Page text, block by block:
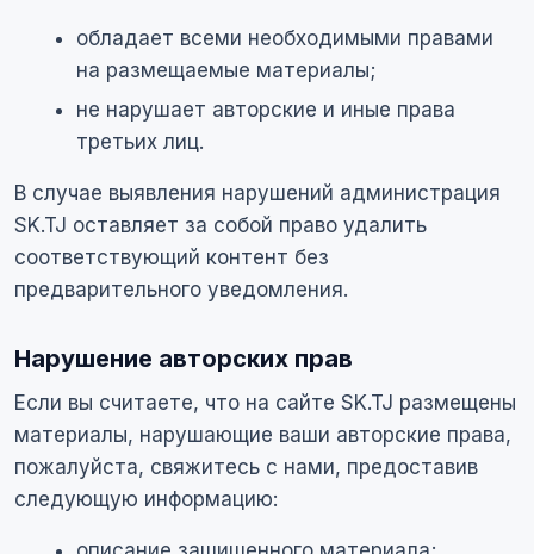
обладает всеми необходимыми правами
на размещаемые материалы;
не нарушает авторские и иные права
третьих лиц.
В случае выявления нарушений администрация
SK.TJ оставляет за собой право удалить
соответствующий контент без
предварительного уведомления.
Нарушение авторских прав
Если вы считаете, что на сайте SK.TJ размещены
материалы, нарушающие ваши авторские права,
пожалуйста, свяжитесь с нами, предоставив
следующую информацию: